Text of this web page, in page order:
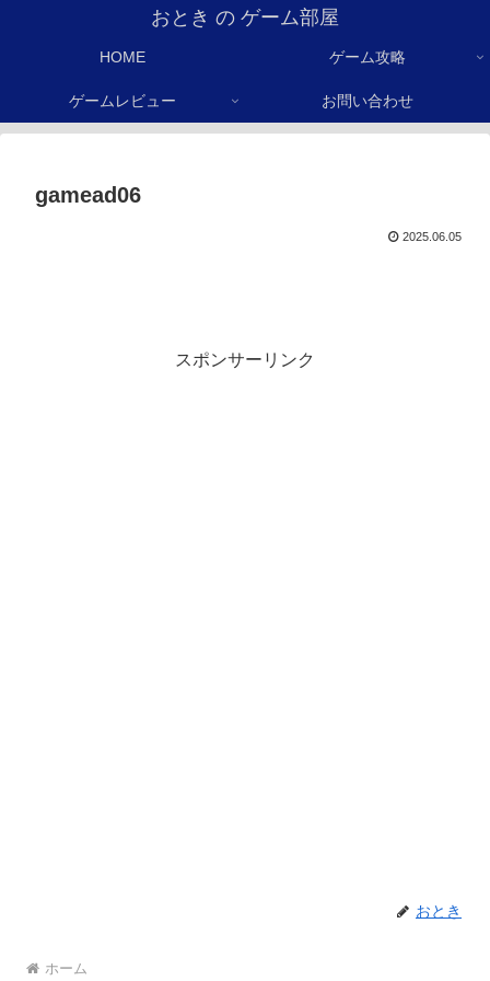
おとき の ゲーム部屋
HOME ゲーム攻略
ゲームレビュー お問い合わせ
gamead06
2025.06.05
スポンサーリンク
おとき
ホーム